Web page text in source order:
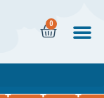
0